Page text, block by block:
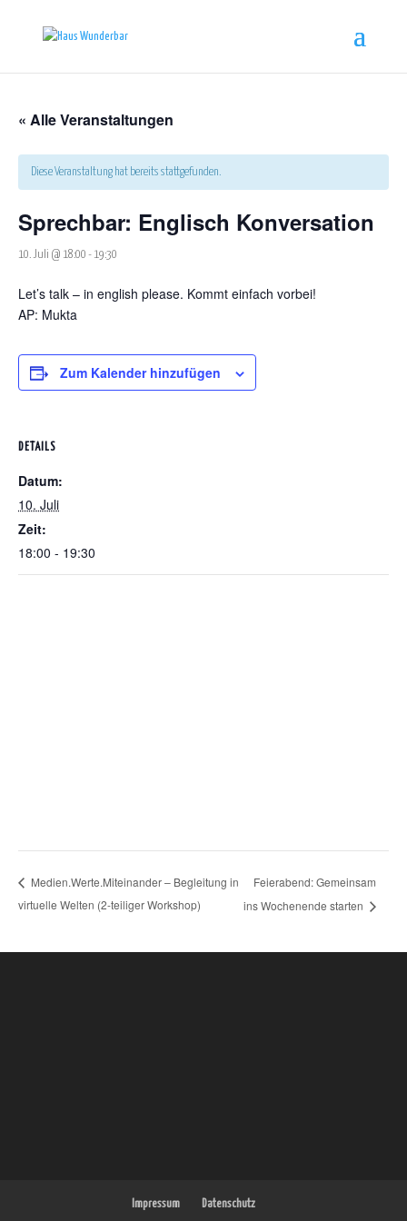
« Alle Veranstaltungen
Diese Veranstaltung hat bereits stattgefunden.
Sprechbar: Englisch Konversation
10. Juli @ 18:00 - 19:30
Let’s talk – in english please. Kommt einfach vorbei!
AP: Mukta
Zum Kalender hinzufügen
DETAILS
Datum:
10. Juli
Zeit:
18:00 - 19:30
Medien.Werte.Miteinander – Begleitung in
virtuelle Welten (2-teiliger Workshop)
Feierabend: Gemeinsam
ins Wochenende starten
Impressum Datenschutz